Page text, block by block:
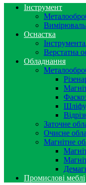
Інструмент
Оснастка
Верстатна
Обладнання
Заточне
Очисне
Магнітне
Промислові меблі